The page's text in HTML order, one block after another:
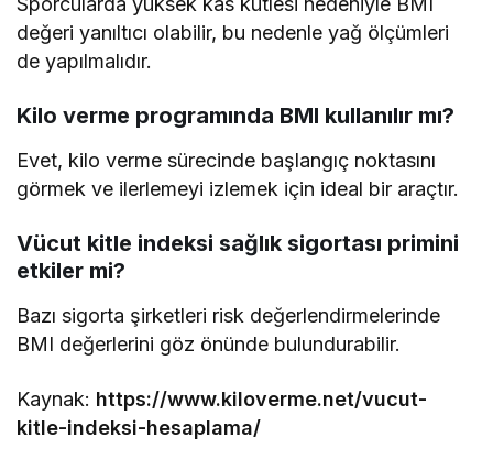
değeri yanıltıcı olabilir, bu nedenle yağ ölçümleri
de yapılmalıdır.
Kilo verme programında BMI kullanılır mı?
Evet, kilo verme sürecinde başlangıç noktasını
görmek ve ilerlemeyi izlemek için ideal bir araçtır.
Vücut kitle indeksi sağlık sigortası primini
etkiler mi?
Bazı sigorta şirketleri risk değerlendirmelerinde
BMI değerlerini göz önünde bulundurabilir.
Kaynak: https://www.kiloverme.net/vucut-
kitle-indeksi-hesaplama/